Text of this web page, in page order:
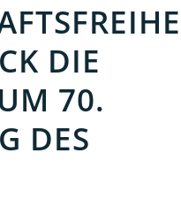
DIE
70.
DES